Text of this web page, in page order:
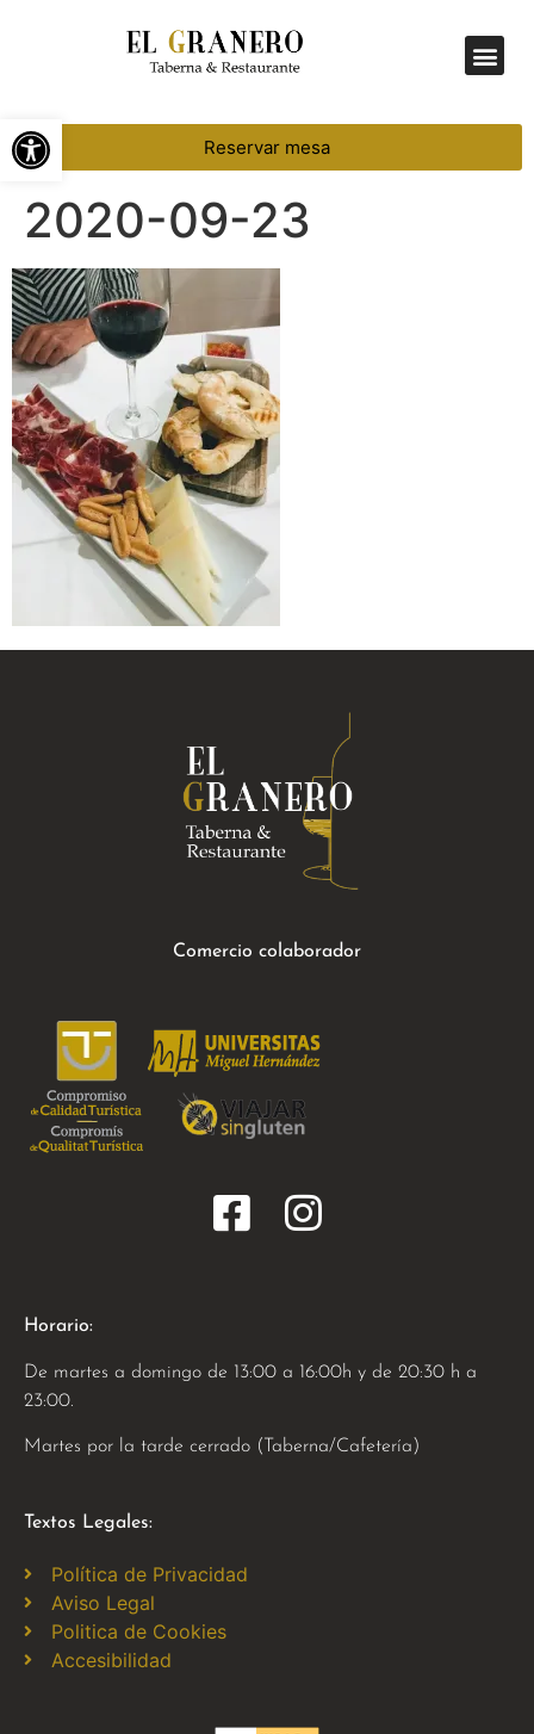
Abrir barra de herramientasReservar mesa
2020-09-23
Comercio colaborador
Horario:
De martes a domingo de 13:00 a 16:00h y de 20:30 h a
23:00.
Martes por la tarde cerrado (Taberna/Cafetería)
Textos Legales:
Política de Privacidad
Aviso Legal
Politica de Cookies
Accesibilidad